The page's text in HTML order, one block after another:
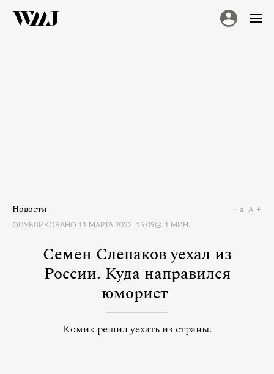
Новости
ОПУБЛИКОВАНО 11 МАРТА 2022, 15:09 1 МИН.
a A
Семен Слепаков уехал из
России. Куда направился
юморист
Комик решил уехать из страны.